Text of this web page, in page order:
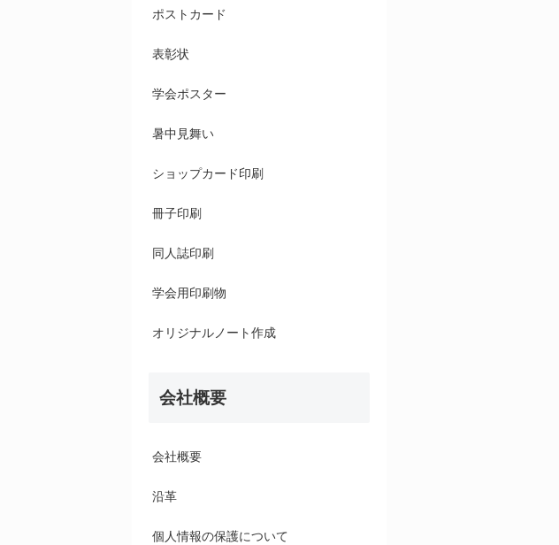
ポストカード
表彰状
学会ポスター
暑中見舞い
ショップカード印刷
冊子印刷
同人誌印刷
学会用印刷物
オリジナルノート作成
会社概要
会社概要
沿革
個人情報の保護について